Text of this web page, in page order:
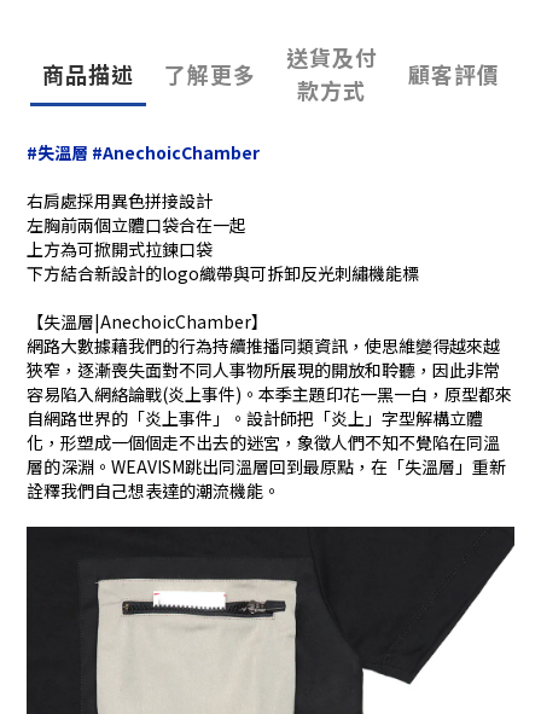
商品描述 了解更多
送貨及付
款方式
顧客評價
#失溫層 #AnechoicChamber
右肩處採用異色拼接設計
左胸前兩個立體口袋合在一起
上方為可掀開式拉鍊口袋
下方結合新設計的logo織帶與可拆卸反光刺繡機能標
【失溫層|AnechoicChamber】
網路大數據藉我們的行為持續推播同類資訊，使思維變得越來越
狹窄，逐漸喪失面對不同人事物所展現的開放和聆聽，因此非常
容易陷入網絡論戰(炎上事件)。本季主題印花一黑一白，原型都來
自網路世界的「炎上事件」。設計師把「炎上」字型解構立體
化，形塑成一個個走不出去的迷宮，象徵人們不知不覺陷在同溫
層的深淵。WEAVISM跳出同溫層回到最原點，在「失溫層」重新
詮釋我們自己想表達的潮流機能。